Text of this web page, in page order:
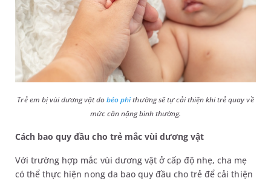
Trẻ em bị vùi dương vật dobéo phìthường sẽ tự cải thiện khi trẻ quay về
mức cân nặng bình thường.
Cách bao quy đầu cho trẻ mắc vùi dương vật
Với trường hợp mắc vùi dương vật ở cấp độ nhẹ, cha mẹ
có thể thực hiện nong da bao quy đầu cho trẻ để cải thiện